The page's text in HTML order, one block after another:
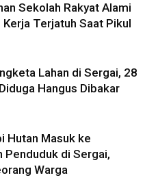
Sekolah Rakyat Alami
Kerja Terjatuh Saat Pikul
Lahan di Sergai, 28
Hangus Dibakar
Hutan Masuk ke
Penduduk di Sergai,
Warga